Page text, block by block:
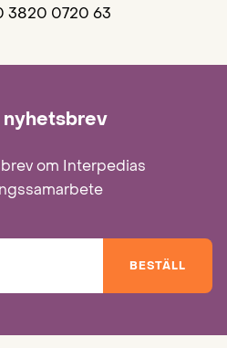
3820 0720 63
nyhetsbrev
om Interpedias
BESTÄLL